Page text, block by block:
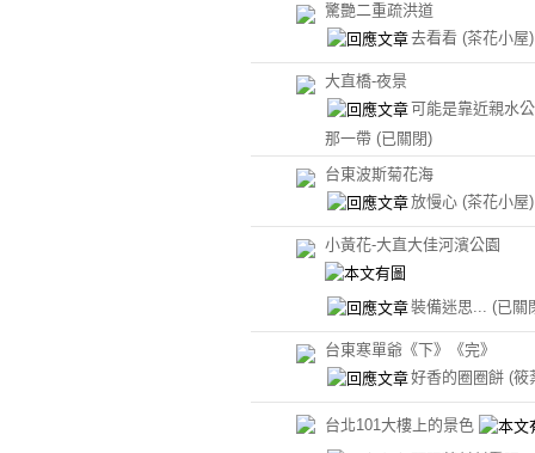
驚艷二重疏洪道
去看看 (茶花小屋)
大直橋-夜景
可能是靠近親水
那一帶 (已關閉)
台東波斯菊花海
放慢心 (茶花小屋)
小黃花-大直大佳河濱公園
裝備迷思... (已關
台東寒單爺《下》《完》
好香的圈圈餅 (筱
台北101大樓上的景色